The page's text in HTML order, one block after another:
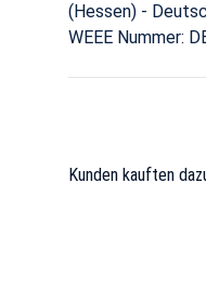
(Hessen) -
WEEE Nummer:
Kunden kauften